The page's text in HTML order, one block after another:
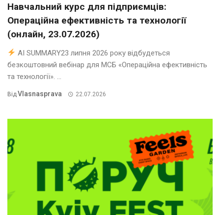
Навчальний курс для підприємців:
Операційна ефективність та технології
(онлайн, 23.07.2026)
AI SUMMARY23 липня 2026 року відбудеться
безкоштовний вебінар для МСБ «Операційна ефективність
та технології». ...
Від Vlasnasprava 22.07.2026